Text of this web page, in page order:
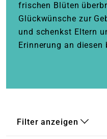
frischen Blüten
Glückwünsche zur
und schenkst Eltern
Erinnerung an diesen
Filter anzeigen